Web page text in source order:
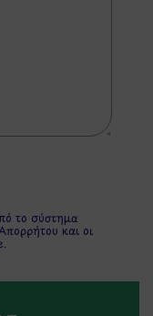
το σύστημα
και οι